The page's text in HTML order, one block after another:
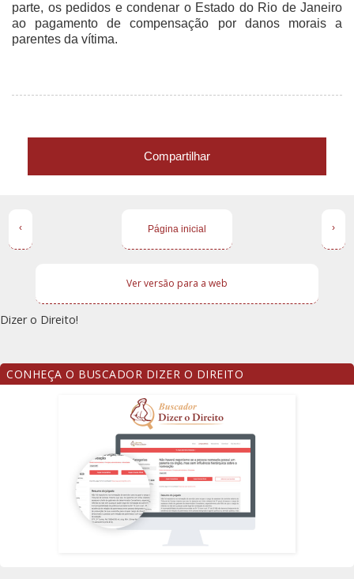
parte, os pedidos e condenar o Estado do Rio de Janeiro
ao pagamento de compensação por danos morais a
parentes da vítima.
Compartilhar
‹ ›
Página inicial
Ver versão para a web
Dizer o Direito!
CONHEÇA O BUSCADOR DIZER O DIREITO